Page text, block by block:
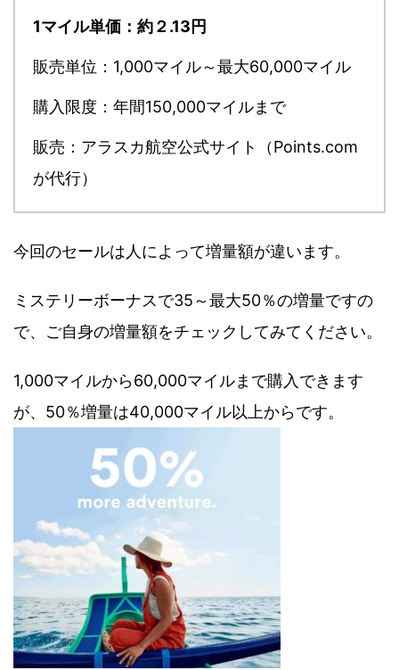
1マイル単価：約２.13円
販売単位：1,000マイル～最大60,000マイル
購入限度：年間150,000マイルまで
販売：アラスカ航空公式サイト（Points.com
が代行）
今回のセールは人によって増量額が違います。
ミステリーボーナスで35～最大50％の増量ですの
で、ご自身の増量額をチェックしてみてください。
1,000マイルから60,000マイルまで購入できます
が、50％増量は40,000マイル以上からです。